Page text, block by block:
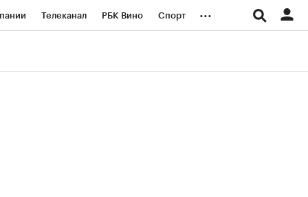
Телеканал РБК Вино Спорт ...